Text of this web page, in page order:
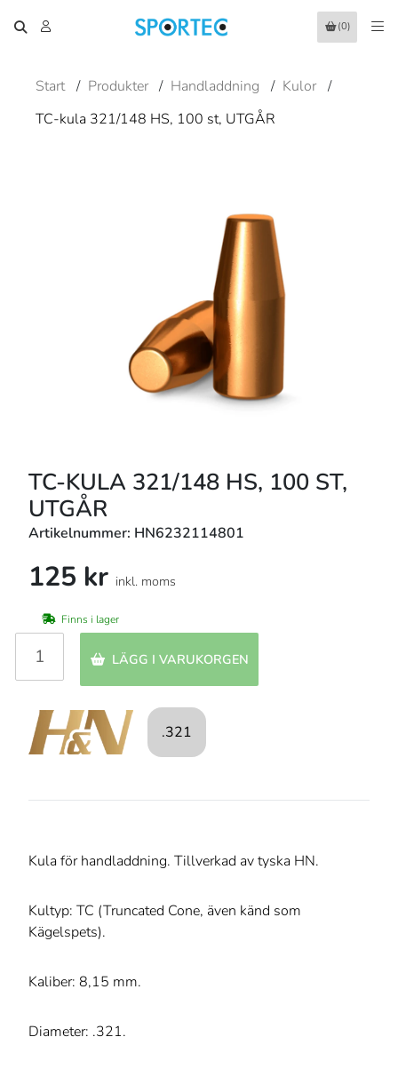
(0)
Start / Produkter / Handladdning / Kulor /
TC-kula 321/148 HS, 100 st, UTGÅR
TC-KULA 321/148 HS, 100 ST,
UTGÅR
Artikelnummer: HN6232114801
125 kr inkl. moms
Finns i lager
LÄGG I VARUKORGEN
.321
Kula för handladdning. Tillverkad av tyska HN.
Kultyp: TC (Truncated Cone, även känd som
Kägelspets).
Kaliber: 8,15 mm.
Diameter: .321.